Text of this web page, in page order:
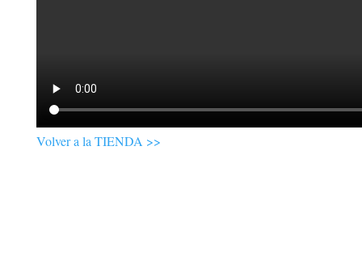
Volver a la TIENDA >>